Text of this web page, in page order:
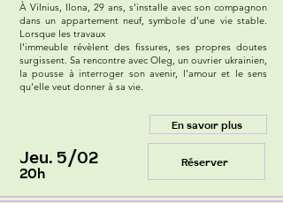
À Vilnius, Ilona, 29 ans, s'installe avec son compagnon
dans un appartement neuf, symbole d'une vie stable.
Lorsque les travaux
l'immeuble révèlent des fissures, ses propres doutes
surgissent. Sa rencontre avec Oleg, un ouvrier ukrainien,
la pousse à interroger son avenir, l'amour et le sens
qu'elle veut donner à sa vie.
En savoir plus
Jeu. 5/02
20h
Réserver